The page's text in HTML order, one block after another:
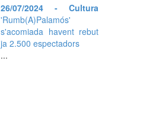
26/07/2024 - Cultura
'Rumb(A)Palamós'
s'acomiada havent rebut
ja 2.500 espectadors
...